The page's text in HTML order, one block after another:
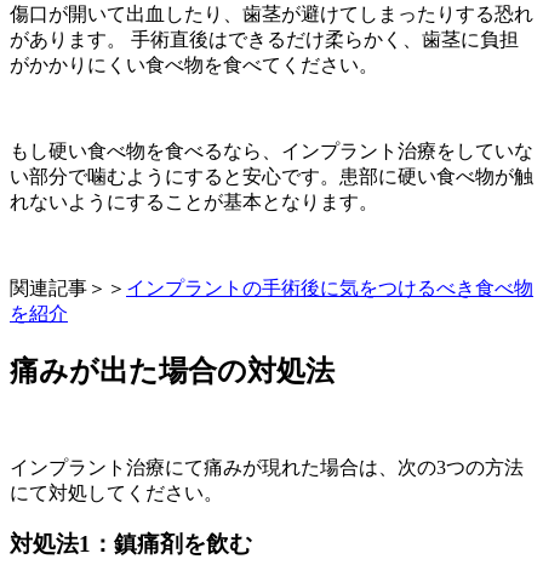
傷口が開いて出血したり、歯茎が避けてしまったりする恐れ
があります。 手術直後はできるだけ柔らかく、歯茎に負担
がかかりにくい食べ物を食べてください。
もし硬い食べ物を食べるなら、インプラント治療をしていな
い部分で噛むようにすると安心です。患部に硬い食べ物が触
れないようにすることが基本となります。
関連記事＞＞ インプラントの手術後に気をつけるべき食べ物
を紹介
痛みが出た場合の対処法
インプラント治療にて痛みが現れた場合は、次の3つの方法
にて対処してください。
対処法1：鎮痛剤を飲む